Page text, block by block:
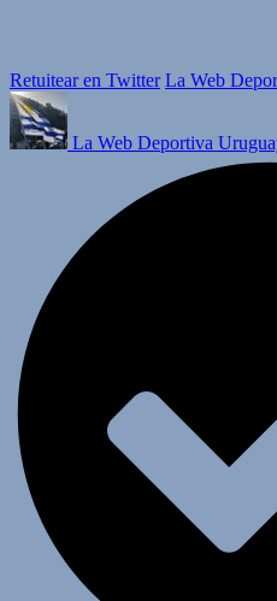
Retuitear en Twitter La Web
La Web Deportiva